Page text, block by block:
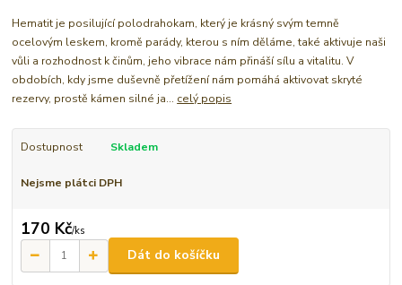
Hematit je posilující polodrahokam, který je krásný svým temně
ocelovým leskem, kromě parády, kterou s ním děláme, také aktivuje naši
vůli a rozhodnost k činům, jeho vibrace nám přináší sílu a vitalitu. V
obdobích, kdy jsme duševně přetížení nám pomáhá aktivovat skryté
rezervy, prostě kámen silné ja... celý popis
Dostupnost Skladem
Nejsme plátci DPH
170 Kč/ks
Dát do košíčku